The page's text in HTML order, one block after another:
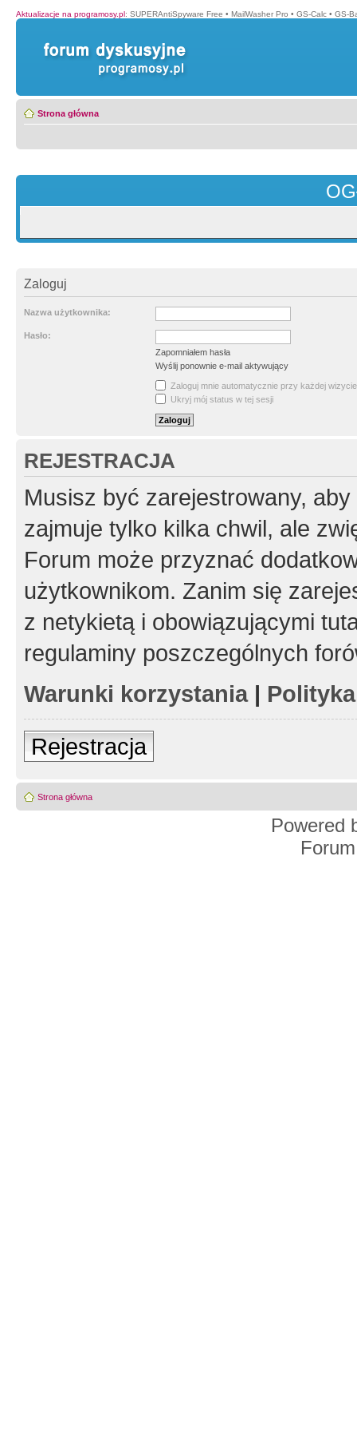
Aktualizacje na programosy.pl: SUPERAntiSpyware Free • MailWasher Pro • GS-Calc • GS-
Strona główna
Zaloguj
Nazwa użytkownika:
Hasło:
Zapomniałem hasła
Wyślij ponownie e-mail aktywujący
Zaloguj mnie automatycznie przy każdej wizycie
Ukryj mój status w tej sesji
REJESTRACJA
Musisz być zarejestrowany,
zajmuje tylko kilka chwil, ale
Forum może przyznać
użytkownikom. Zanim się
z netykietą i obowiązującymi
regulaminy poszczególnych
Warunki korzystania|
Rejestracja
Strona główna
Powered